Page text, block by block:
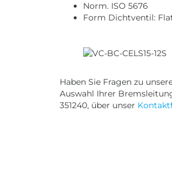
Norm. ISO 5676
Form Dichtventil:
Haben Sie Fragen zu
Auswahl Ihrer
351240, über unser